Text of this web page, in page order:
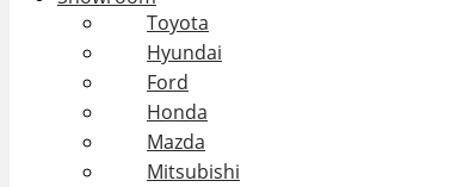
Toyota
Hyundai
Ford
Honda
Mazda
Mitsubishi